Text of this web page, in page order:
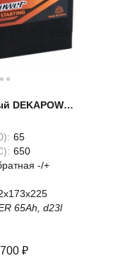
DEKAPOWER
65
650
-/+
65Ah, d23l
₽